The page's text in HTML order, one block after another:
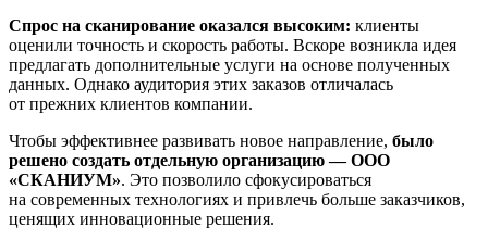
Спрос на сканирование оказался высоким: клиенты
оценили точность и скорость работы. Вскоре возникла идея
предлагать дополнительные услуги на основе полученных
данных. Однако аудитория этих заказов отличалась
от прежних клиентов компании.
Чтобы эффективнее развивать новое направление, было
решено создать отдельную организацию — ООО
«СКАНИУМ». Это позволило сфокусироваться
на современных технологиях и привлечь больше заказчиков,
ценящих инновационные решения.